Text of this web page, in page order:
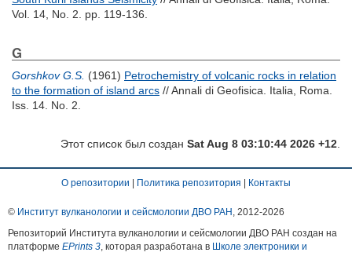
Vol. 14, No. 2. pp. 119-136.
G
Gorshkov G.S. (1961) Petrochemistry of volcanic rocks in relation
to the formation of island arcs // Annali di Geofisica. Italia, Roma.
Iss. 14. No. 2.
Этот список был создан Sat Aug 8 03:10:44 2026 +12
О репозитории Политика репозитория Контакты
© Институт вулканологии и сейсмологии ДВО РАН , 2012-2026
Репозиторий Института вулканологии и сейсмологии ДВО РАН создан на
платформе EPrints 3, которая разработана в Школе электроники и